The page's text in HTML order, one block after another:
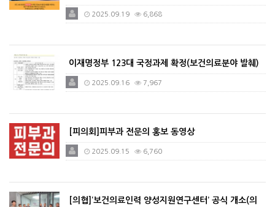
2025.09.19 6,868
이재명정부 123대 국정과제 확정(보건의료분야 발췌)
2025.09.16 7,967
[피의회]피부과 전문의 홍보 동영상
2025.09.15 6,760
[의협]‘보건의료인력 양성지원연구센터’ 공식 개소(의